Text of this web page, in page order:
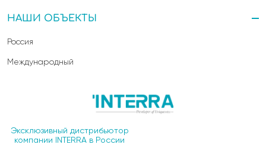
Эксклюзивный дистрибьютор
компании INTERRA в России
НАШИ ОБЪЕКТЫ
Россия
Международный